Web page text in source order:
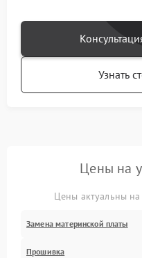
Узнать
Цены на
Цены актуальны
Замена материнской платы
Прошивка